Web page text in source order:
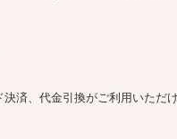
済、代金引換がご利用いただけ